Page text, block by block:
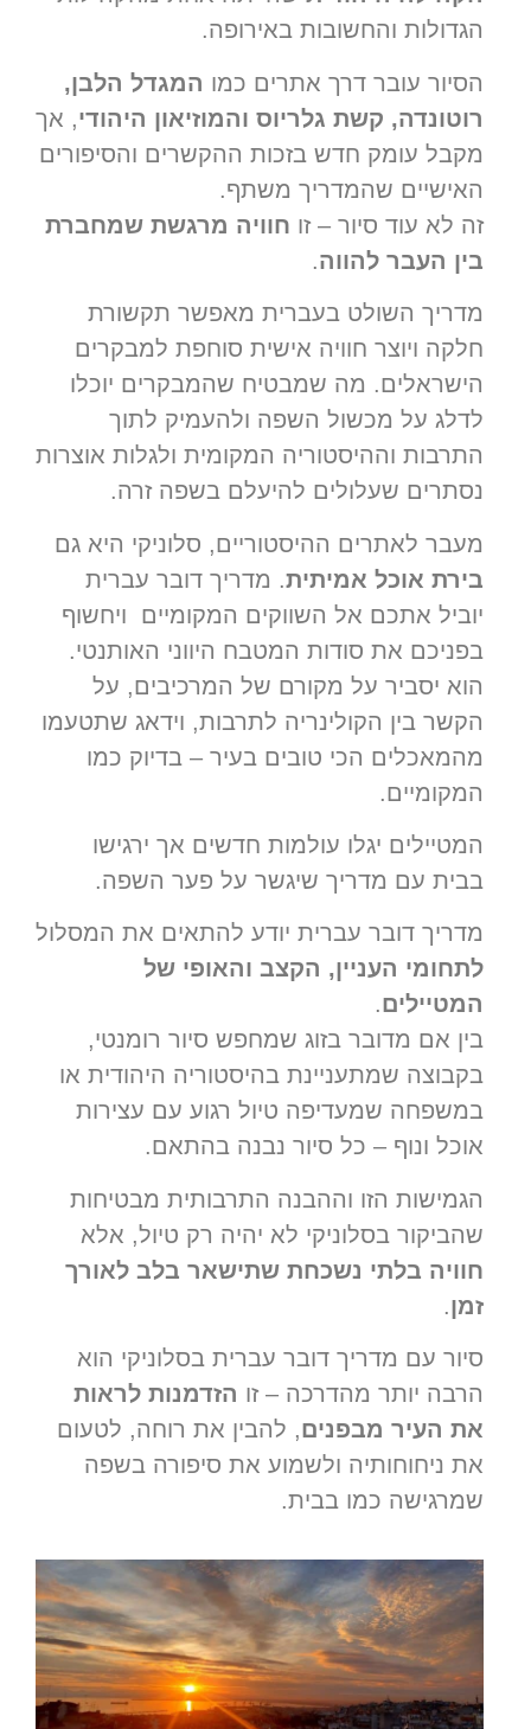
הגדולות והחשובות באירופה.
הסיור עובר דרך אתרים כמו המגדל הלבן,
רוטונדה, קשת גלריוס והמוזיאון היהודי, אך
מקבל עומק חדש בזכות ההקשרים והסיפורים
האישיים שהמדריך משתף.
זה לא עוד סיור – זו חוויה מרגשת שמחברת
בין העבר להווה.
מדריך השולט בעברית מאפשר תקשורת
חלקה ויוצר חוויה אישית סוחפת למבקרים
הישראלים. מה שמבטיח שהמבקרים יוכלו
לדלג על מכשול השפה ולהעמיק לתוך
התרבות וההיסטוריה המקומית ולגלות אוצרות
נסתרים שעלולים להיעלם בשפה זרה.
מעבר לאתרים ההיסטוריים, סלוניקי היא גם
בירת אוכל אמיתית. מדריך דובר עברית
יוביל אתכם אל השווקים המקומיים ויחשוף
בפניכם את סודות המטבח היווני האותנטי.
הוא יסביר על מקורם של המרכיבים, על
הקשר בין הקולינריה לתרבות, וידאג שתטעמו
מהמאכלים הכי טובים בעיר – בדיוק כמו
המקומיים.
המטיילים יגלו עולמות חדשים אך ירגישו
בבית עם מדריך שיגשר על פער השפה.
מדריך דובר עברית יודע להתאים את המסלול
לתחומי העניין, הקצב והאופי של
המטיילים.
בין אם מדובר בזוג שמחפש סיור רומנטי,
בקבוצה שמתעניינת בהיסטוריה היהודית או
במשפחה שמעדיפה טיול רגוע עם עצירות
אוכל ונוף – כל סיור נבנה בהתאם.
הגמישות הזו וההבנה התרבותית מבטיחות
שהביקור בסלוניקי לא יהיה רק טיול, אלא
חוויה בלתי נשכחת שתישאר בלב לאורך
זמן.
סיור עם מדריך דובר עברית בסלוניקי הוא
הרבה יותר מהדרכה – זו הזדמנות לראות
את העיר מבפנים, להבין את רוחה, לטעום
את ניחוחותיה ולשמוע את סיפורה בשפה
שמרגישה כמו בבית.